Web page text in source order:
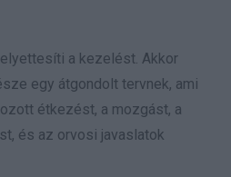
a kezelést. Akkor
egy átgondolt tervnek, ami
étkezést, a mozgást, a
és az orvosi javaslatok